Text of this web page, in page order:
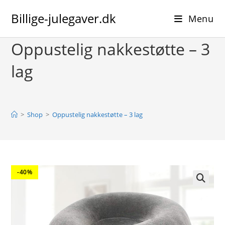
Billige-julegaver.dk Menu
Oppustelig nakkestøtte – 3
lag
> Shop > Oppustelig nakkestøtte – 3 lag
-40%